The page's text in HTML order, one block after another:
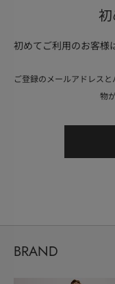
初めてご利用のお客様
ご登録のメールアドレス
物
BRAND